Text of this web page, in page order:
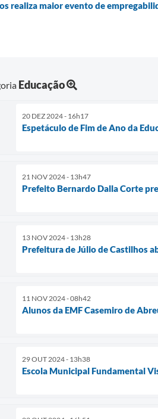
realiza maior evento de
Educação
20 DEZ 2024 - 16h17
Espetáculo de Fim de Ano da
21 NOV 2024 - 13h47
Prefeito Bernardo Dalla Corte
13 NOV 2024 - 13h28
Prefeitura de Júlio de Castilhos
11 NOV 2024 - 08h42
Alunos da EMF Casemiro de
29 OUT 2024 - 13h38
Escola Municipal Fundamental